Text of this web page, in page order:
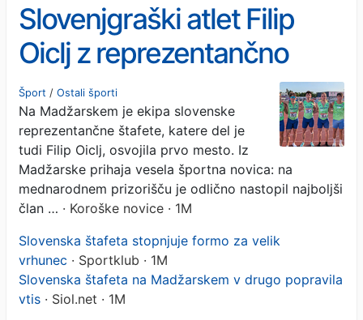
Slovenjgraški atlet Filip
Oiclj z reprezentančno
štafeto do zmage
Šport / Ostali športi
Na Madžarskem je ekipa slovenske
reprezentančne štafete, katere del je
tudi Filip Oiclj, osvojila prvo mesto. Iz
Madžarske prihaja vesela športna novica: na
mednarodnem prizorišču je odlično nastopil najboljši
član … · Koroške novice · 1M
Slovenska štafeta stopnjuje formo za velik
vrhunec · Sportklub · 1M
Slovenska štafeta na Madžarskem v drugo popravila
vtis · Siol.net · 1M